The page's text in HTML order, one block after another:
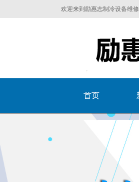
欢迎来到励惠志制冷设备维
首页